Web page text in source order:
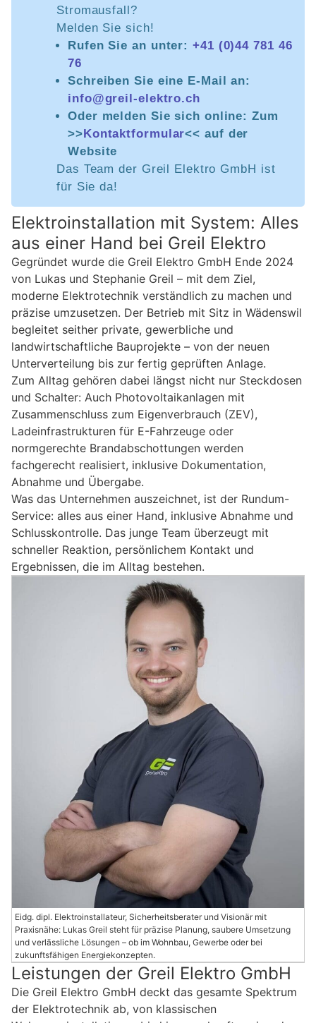
Stromausfall?
Melden Sie sich!
Rufen Sie an unter: +41 (0)44 781 46
76
Schreiben Sie eine E-Mail an:
info@greil-elektro.ch
Oder melden Sie sich online: Zum
>>Kontaktformular<< auf der
Website
Das Team der Greil Elektro GmbH ist
für Sie da!
Elektroinstallation mit System: Alles
aus einer Hand bei Greil Elektro
Gegründet wurde die Greil Elektro GmbH Ende 2024
von Lukas und Stephanie Greil – mit dem Ziel,
moderne Elektrotechnik verständlich zu machen und
präzise umzusetzen. Der Betrieb mit Sitz in Wädenswil
begleitet seither private, gewerbliche und
landwirtschaftliche Bauprojekte – von der neuen
Unterverteilung bis zur fertig geprüften Anlage.
Zum Alltag gehören dabei längst nicht nur Steckdosen
und Schalter: Auch Photovoltaikanlagen mit
Zusammenschluss zum Eigenverbrauch (ZEV),
Ladeinfrastrukturen für E-Fahrzeuge oder
normgerechte Brandabschottungen werden
fachgerecht realisiert, inklusive Dokumentation,
Abnahme und Übergabe.
Was das Unternehmen auszeichnet, ist der Rundum-
Service: alles aus einer Hand, inklusive Abnahme und
Schlusskontrolle. Das junge Team überzeugt mit
schneller Reaktion, persönlichem Kontakt und
Ergebnissen, die im Alltag bestehen.
Eidg. dipl. Elektroinstallateur, Sicherheitsberater und Visionär mit
Praxisnähe: Lukas Greil steht für präzise Planung, saubere Umsetzung
und verlässliche Lösungen – ob im Wohnbau, Gewerbe oder bei
zukunftsfähigen Energiekonzepten.
Leistungen der Greil Elektro GmbH
Die Greil Elektro GmbH deckt das gesamte Spektrum
der Elektrotechnik ab, von klassischen